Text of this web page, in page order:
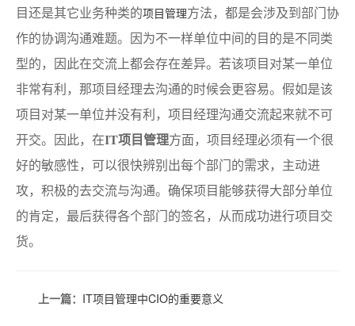
目还是其它业务种类的项目管理方法，都是会涉及到部门协
作的协调沟通难题。因为不一样单位中间的目的是不同类
型的，因此在交流上都会存在差异。若该项目对某一单位
非常有利，那项目经理去沟通的时候会更容易。假如是该
项目对某一单位并没有利，项目经理沟通交流起来就不可
开交。因此，在IT项目管理方面，项目经理必须有一个很
好的敏感性，可以很快辨别出每个部门的需求，主动进
攻，积极的去交流与沟通。确保项目能够获得大部分单位
的肯定，最后获得各个部门的签名，从而成功进行项目交
货。
上一篇： IT项目管理中CIO的重要意义